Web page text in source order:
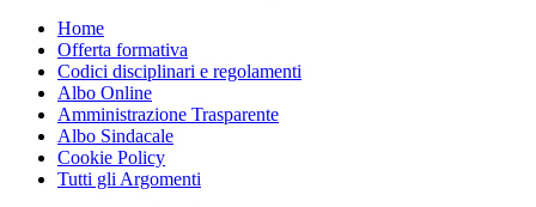
Home
Offerta formativa
Codici disciplinari e regolamenti
Albo Online
Amministrazione Trasparente
Albo Sindacale
Cookie Policy
Tutti gli Argomenti